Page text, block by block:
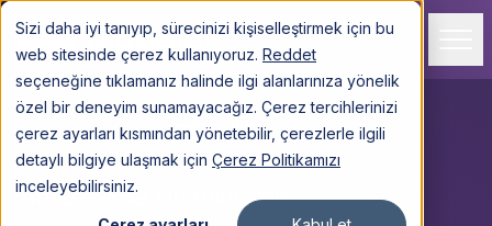
Sizi daha iyi tanıyıp, sürecinizi kişiselleştirmek için bu
web sitesinde çerez kullanıyoruz. Reddet
seçeneğine tıklamanız halinde ilgi alanlarınıza yönelik
özel bir deneyim sunamayacağız. Çerez tercihlerinizi
çerez ayarları kısmından yönetebilir, çerezlerle ilgili
detaylı bilgiye ulaşmak için Çerez Politikamızı
inceleyebilirsiniz.
Hizmetler
TÜRKİYE
Giriş Yapın
Türkiye Amerika İngiltere
Amerika'da şirketiniz için